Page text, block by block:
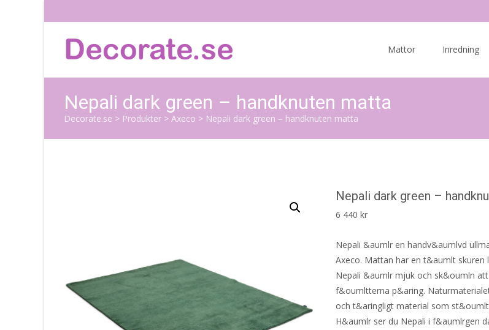
Mattor Inredning
Nepali dark green – handknuten matta
Decorate.se > Produkter > Axeco > Nepali dark green – handknuten matta
Nepali dark green –
6 440kr
Nepali &aumlr en handv&aumlvd
Axeco. Mattan har en t&aumlt
Nepali &aumlr mjuk och sk&oumln
f&oumltterna p&aring.
och t&aringligt material som
H&aumlr ser du Nepali i f&aumlrgen